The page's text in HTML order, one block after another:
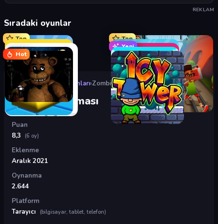
REKLAM
Sıradaki oyunlar
Top
Top
Yeni
Hot
Oyunlar›Aksiyon Oyunları›Zombi Savunması
Zombi Savunması
Puan
8,3
(6 oy)
Eklenme
Aralık 2021
Oynanma
2.644
Platform
Tarayıcı
(bilgisayar, tablet, telefon)